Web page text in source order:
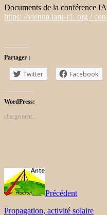
Documents de la conférence
https: //vienna.iaru-r1. org /
Partager :
Twitter Facebook
WordPress:
chargement…
Précédent
Propagation, activité solaire